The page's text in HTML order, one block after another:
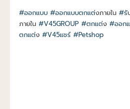
#ออกแบบ #ออกแบบตกแต่งภายใน #ร
ภายใน #V45GROUP #ตกแต่ง #ออก
ตกแต่ง #V45แชร #Petshop